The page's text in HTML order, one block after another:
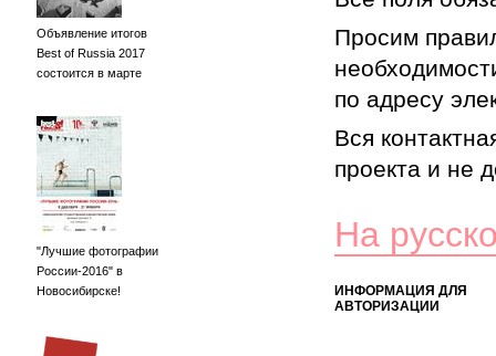
Объявление итогов
Best of Russia 2017
состоится в марте
"Лучшие фотографии
России-2016" в
Новосибирске!
Просим
по адресу
Вся
проекта и не
На
ИНФОРМАЦИЯ ДЛЯ
АВТОРИЗАЦИИ